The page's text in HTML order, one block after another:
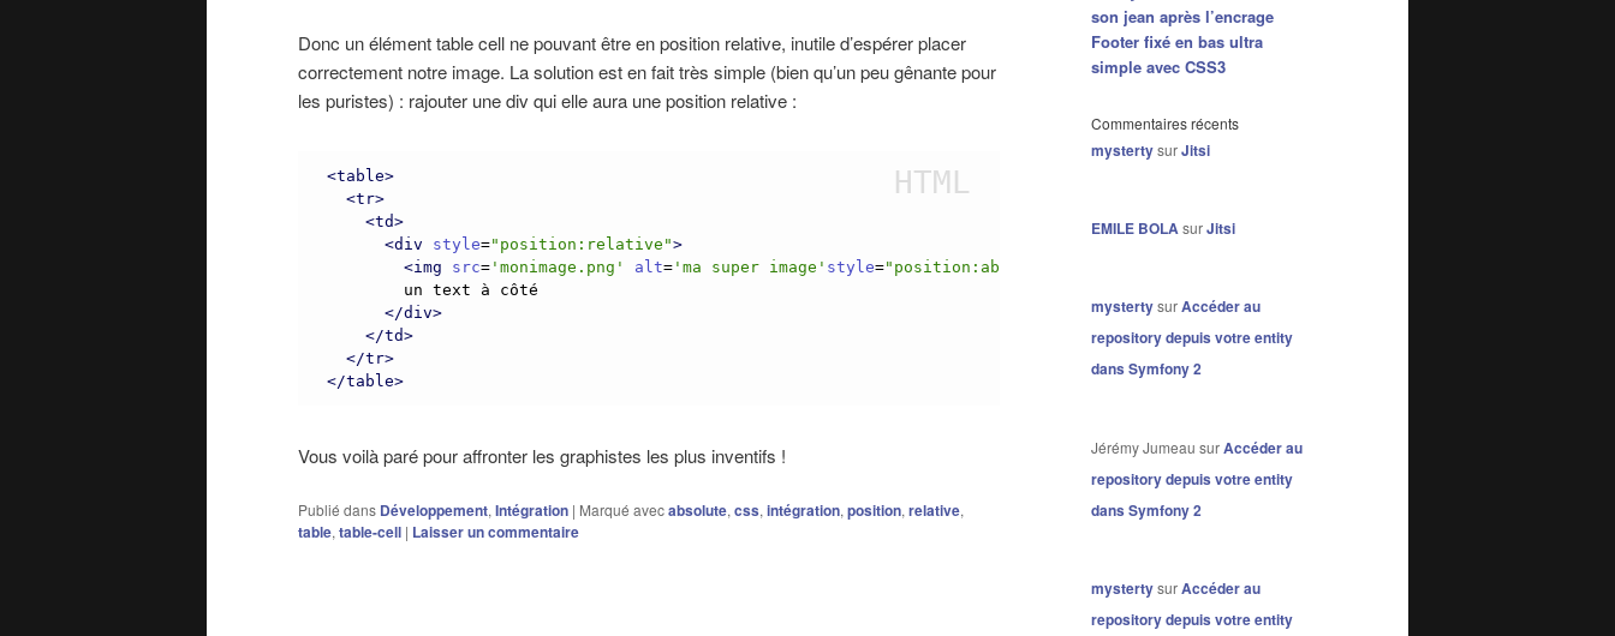
Donc un élément table cell ne pouvant être en position relative, inutile d’espérer placer
correctement notre image. La solution est en fait très simple (bien qu’un peu gênante pour
les puristes) : rajouter une div qui elle aura une position relative :
<table>
<tr>
<td>
<div style=" position:relative ">
<img src= 'monimage.png ' alt= 'ma super image ' style=" position:absolute; top:20px; left:50px
        un text à côté
</div>
</td>
</tr>
</table>
Vous voilà paré pour affronter les graphistes les plus inventifs !
Publié dans Développement,Intégration | Marqué avecabsolute,css,intégration,position,relative,
table,table-cell | Laisser un commentaire
son jean après l’encrage
Footer fixé en bas ultra
simple avec CSS3
Commentaires récents
mystertysurJitsi
EMILE BOLAsurJitsi
mystertysurAccéder au
repository depuis votre entity
dans Symfony 2
Jérémy Jumeau surAccéder au
repository depuis votre entity
dans Symfony 2
mystertysurAccéder au
repository depuis votre entity